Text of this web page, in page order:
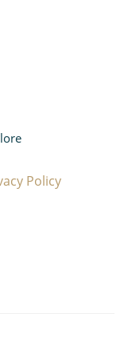
Policy